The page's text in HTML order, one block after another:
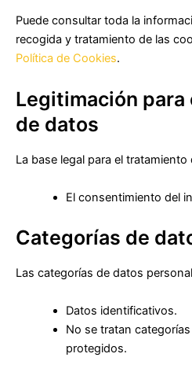
Puede consultar toda la
recogida y tratamiento de las
Política de Cookies.
Legitimación
de datos
La base legal para el
El consentimiento del
Categorías de
Las categorías de datos
Datos identificativos.
No se tratan
protegidos.